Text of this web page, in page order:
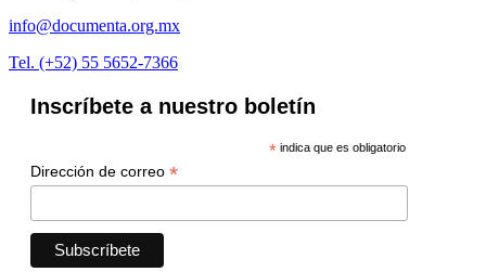
info@documenta.org.mx
Tel. (+52) 55 5652-7366
Inscríbete a nuestro boletín
*indica que es obligatorio
Dirección de correo *